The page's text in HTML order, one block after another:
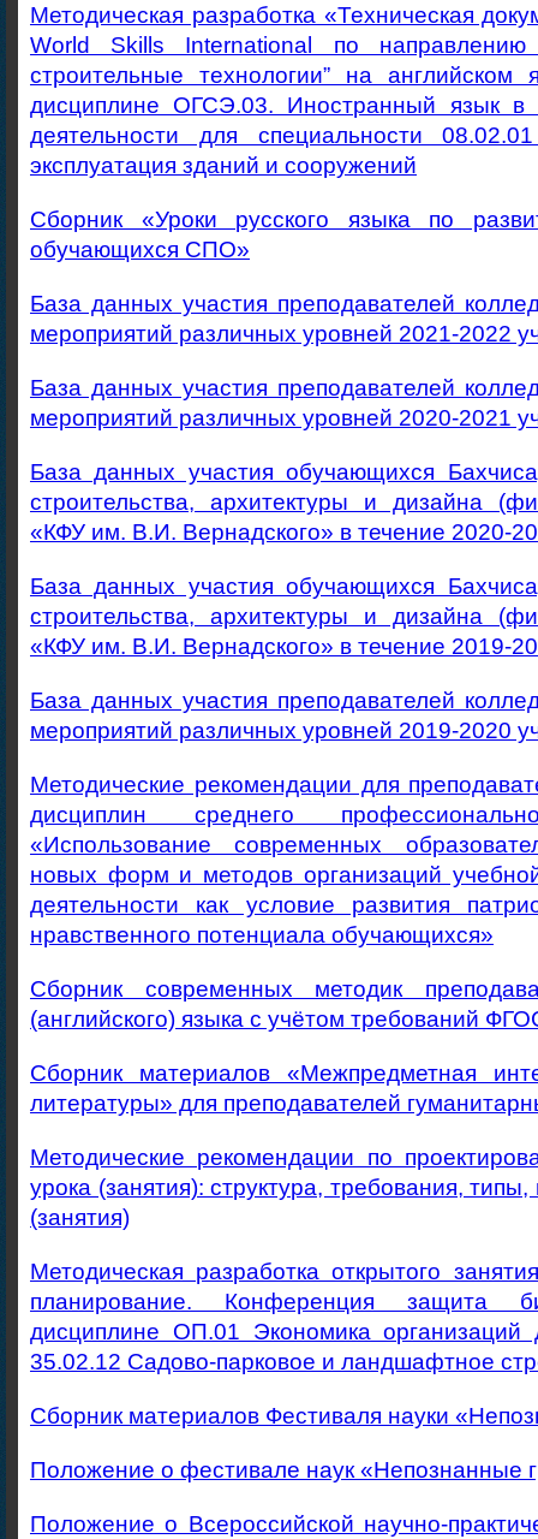
Методическая разработка «Техническая
World Skills International по направлению
строительные технологии” на английском
дисциплине ОГСЭ.03. Иностранный язык в
деятельности для специальности
эксплуатация зданий и сооружений
Сборник «Уроки русского языка по
обучающихся СПО»
База данных участия преподавателей
мероприятий различных уровней 2021-2022
База данных участия преподавателей
мероприятий различных уровней 2020-2021
База данных участия обучающихся
строительства, архитектуры и дизайна
«КФУ им. В.И. Вернадского» в течение 2020-
База данных участия обучающихся
строительства, архитектуры и дизайна
«КФУ им. В.И. Вернадского» в течение 2019-
База данных участия преподавателей
мероприятий различных уровней 2019-2020
Методические рекомендации для
дисциплин среднего
«Использование современных
новых форм и методов организаций
деятельности как условие развития
нравственного потенциала обучающихся»
Сборник современных методик
(английского) языка с учётом требований
Сборник материалов «Межпредметная
литературы» для преподавателей
Методические рекомендации по
урока (занятия): структура, требования,
(занятия)
Методическая разработка открытого
планирование. Конференция защита
дисциплине ОП.01 Экономика организаций
35.02.12 Садово-парковое и ландшафтное
Сборник материалов Фестиваля науки
Положение о фестивале наук «Непознанные
Положение о Всероссийской научно-